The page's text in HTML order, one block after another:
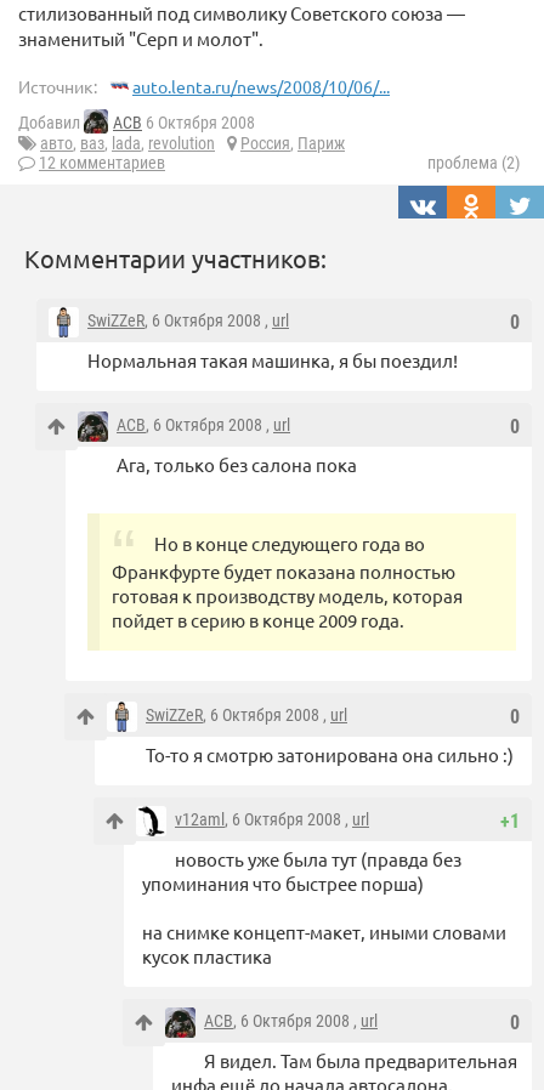
стилизованный под символику Советского союза —
знаменитый "Серп и молот".
Источник: auto.lenta.ru/news/2008/10/06/...
Добавил ACB 6 Октября 2008
авто, ваз, lada, revolution Россия, Париж
12 комментариев
проблема (2)
Комментарии участников:
0
SwiZZeR, 6 Октября 2008 , url
Нормальная такая машинка, я бы поездил!
0
ACB, 6 Октября 2008 , url
Ага, только без салона пока
Но в конце следующего года во
Франкфурте будет показана полностью
готовая к производству модель, которая
пойдет в серию в конце 2009 года.
0
SwiZZeR, 6 Октября 2008 , url
То-то я смотрю затонирована она сильно :)
+1
v12aml , 6 Октября 2008 , url
новость уже была тут (правда без
упоминания что быстрее порша)
на снимке концепт-макет, иными словами
кусок пластика
0
ACB, 6 Октября 2008 , url
Я видел. Там была предварительная
инфа ещё до начала автосалона.